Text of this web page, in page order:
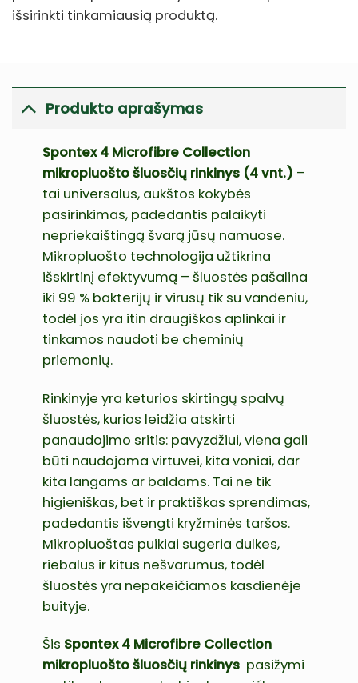
išsirinkti tinkamiausią produktą.
Produkto aprašymas
Spontex 4 Microfibre Collection
mikropluošto šluosčių rinkinys (4 vnt.) –
tai universalus, aukštos kokybės
pasirinkimas, padedantis palaikyti
nepriekaištingą švarą jūsų namuose.
Mikropluošto technologija užtikrina
išskirtinį efektyvumą – šluostės pašalina
iki 99 % bakterijų ir virusų tik su vandeniu,
todėl jos yra itin draugiškos aplinkai ir
tinkamos naudoti be cheminių
priemonių.
Rinkinyje yra keturios skirtingų spalvų
šluostės, kurios leidžia atskirti
panaudojimo sritis: pavyzdžiui, viena gali
būti naudojama virtuvei, kita voniai, dar
kita langams ar baldams. Tai ne tik
higieniškas, bet ir praktiškas sprendimas,
padedantis išvengti kryžminės taršos.
Mikropluoštas puikiai sugeria dulkes,
riebalus ir kitus nešvarumus, todėl
šluostės yra nepakeičiamos kasdienėje
buityje.
Šis Spontex 4 Microfibre Collection
mikropluošto šluosčių rinkinys pasižymi